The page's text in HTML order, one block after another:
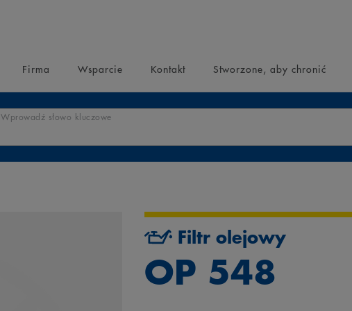
Firma Wsparcie Kontakt Stworzone, aby chronić
Wprowadź słowo kluczowe
Filtr olejowy
OP 548